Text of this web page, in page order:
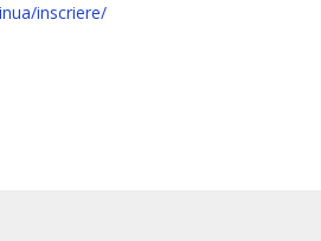
inscriere/